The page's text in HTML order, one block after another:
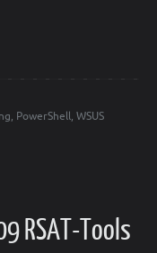
, PowerShell, WSUS
RSAT-Tools